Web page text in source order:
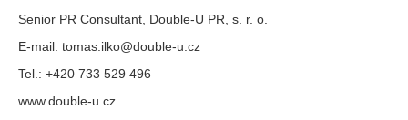
Senior PR Consultant, Double-U PR, s. r. o.
E-mail: tomas.ilko@double-u.cz
Tel.: +420 733 529 496
www.double-u.cz